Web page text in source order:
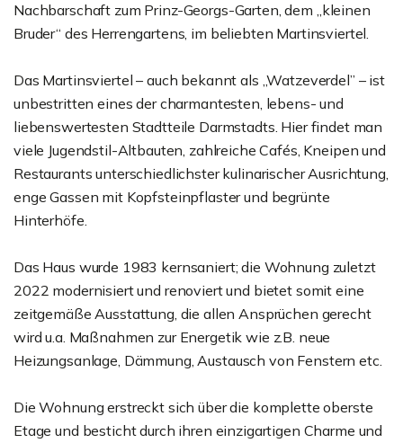
Nachbarschaft zum Prinz-Georgs-Garten, dem „kleinen
Bruder“ des Herrengartens, im beliebten Martinsviertel.
Das Martinsviertel – auch bekannt als „Watzeverdel” – ist
unbestritten eines der charmantesten, lebens- und
liebenswertesten Stadtteile Darmstadts. Hier findet man
viele Jugendstil-Altbauten, zahlreiche Cafés, Kneipen und
Restaurants unterschiedlichster kulinarischer Ausrichtung,
enge Gassen mit Kopfsteinpflaster und begrünte
Hinterhöfe.
Das Haus wurde 1983 kernsaniert; die Wohnung zuletzt
2022 modernisiert und renoviert und bietet somit eine
zeitgemäße Ausstattung, die allen Ansprüchen gerecht
wird u.a. Maßnahmen zur Energetik wie z.B. neue
Heizungsanlage, Dämmung, Austausch von Fenstern etc.
Die Wohnung erstreckt sich über die komplette oberste
Etage und besticht durch ihren einzigartigen Charme und